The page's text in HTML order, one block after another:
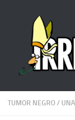
TUMOR NEGRO/